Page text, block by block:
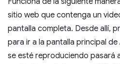
sitio web que contenga un
pantalla completa. Desde allí,
para ir a la pantalla principal
se esté reproduciendo pasará